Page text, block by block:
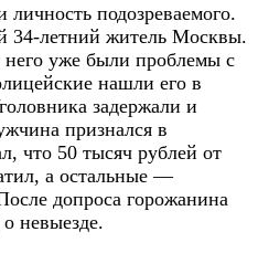
подозреваемого.
34-летний житель Москвы.
него уже были проблемы с
нашли его в
задержали и
признался в
что 50 тысяч рублей от
а остальные —
допроса горожанина
невыезде.